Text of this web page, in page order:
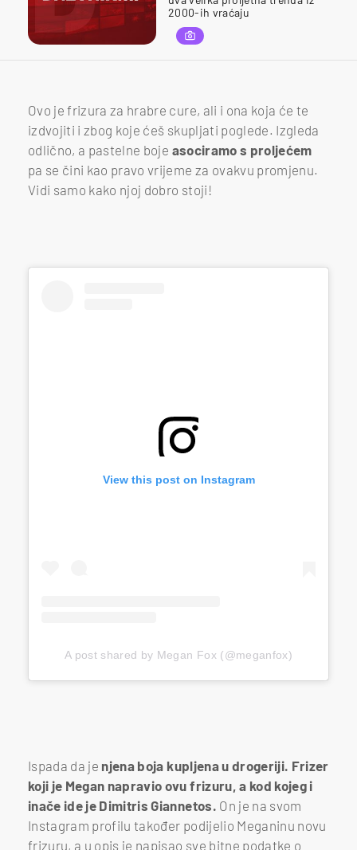
2000-ih vraćaju
Ovo je frizura za hrabre cure, ali i ona koja će te
izdvojiti i zbog koje ćeš skupljati poglede. Izgleda
odlično, a pastelne boje asociramo s proljećem
pa se čini kao pravo vrijeme za ovakvu promjenu.
Vidi samo kako njoj dobro stoji!
View this post on Instagram
A post shared by Megan Fox (@meganfox)
Ispada da je njena boja kupljena u drogeriji. Frizer
koji je Megan napravio ovu frizuru, a kod kojeg i
inače ide je Dimitris Giannetos. On je na svom
Instagram profilu također podijelio Meganinu novu
frizuru, a u opis je napisao sve bitne podatke o